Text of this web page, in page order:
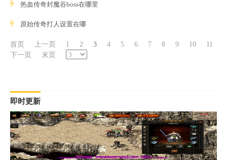
热血传奇封魔谷boss在哪里
原始传奇打人设置在哪
首页 上一页 1 2 3 4 5 6 7 8 9 10
11
下一页
末页
即时更新